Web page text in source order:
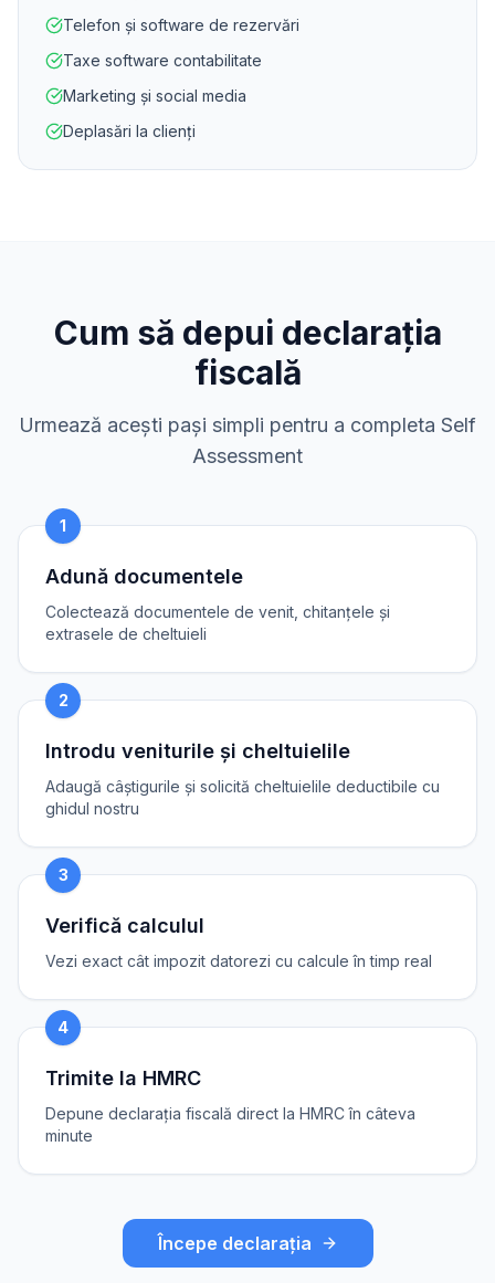
Telefon și software de rezervări
Taxe software contabilitate
Marketing și social media
Deplasări la clienți
Cum să depui declarația
fiscală
Urmează acești pași simpli pentru a completa Self
Assessment
1
Adună documentele
Colectează documentele de venit, chitanțele și
extrasele de cheltuieli
2
Introdu veniturile și cheltuielile
Adaugă câștigurile și solicită cheltuielile deductibile cu
ghidul nostru
3
Verifică calculul
Vezi exact cât impozit datorezi cu calcule în timp real
4
Trimite la HMRC
Depune declarația fiscală direct la HMRC în câteva
minute
Începe declarația